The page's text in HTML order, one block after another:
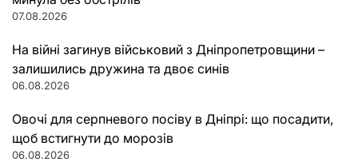
07.08.2026
На війні загинув військовий з Дніпропетровщини –
залишились дружина та двоє синів
06.08.2026
Овочі для серпневого посіву в Дніпрі: що посадити,
щоб встигнути до морозів
06.08.2026